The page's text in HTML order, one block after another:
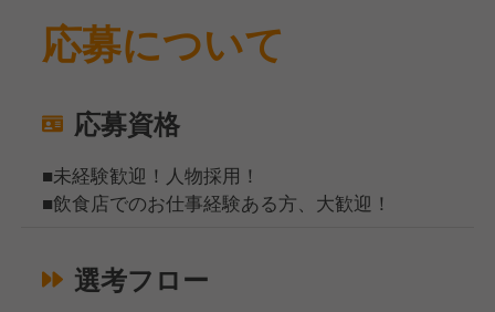
応募について
応募資格
■未経験歓迎！人物採用！
■飲食店でのお仕事経験ある方、大歓迎！
選考フロー